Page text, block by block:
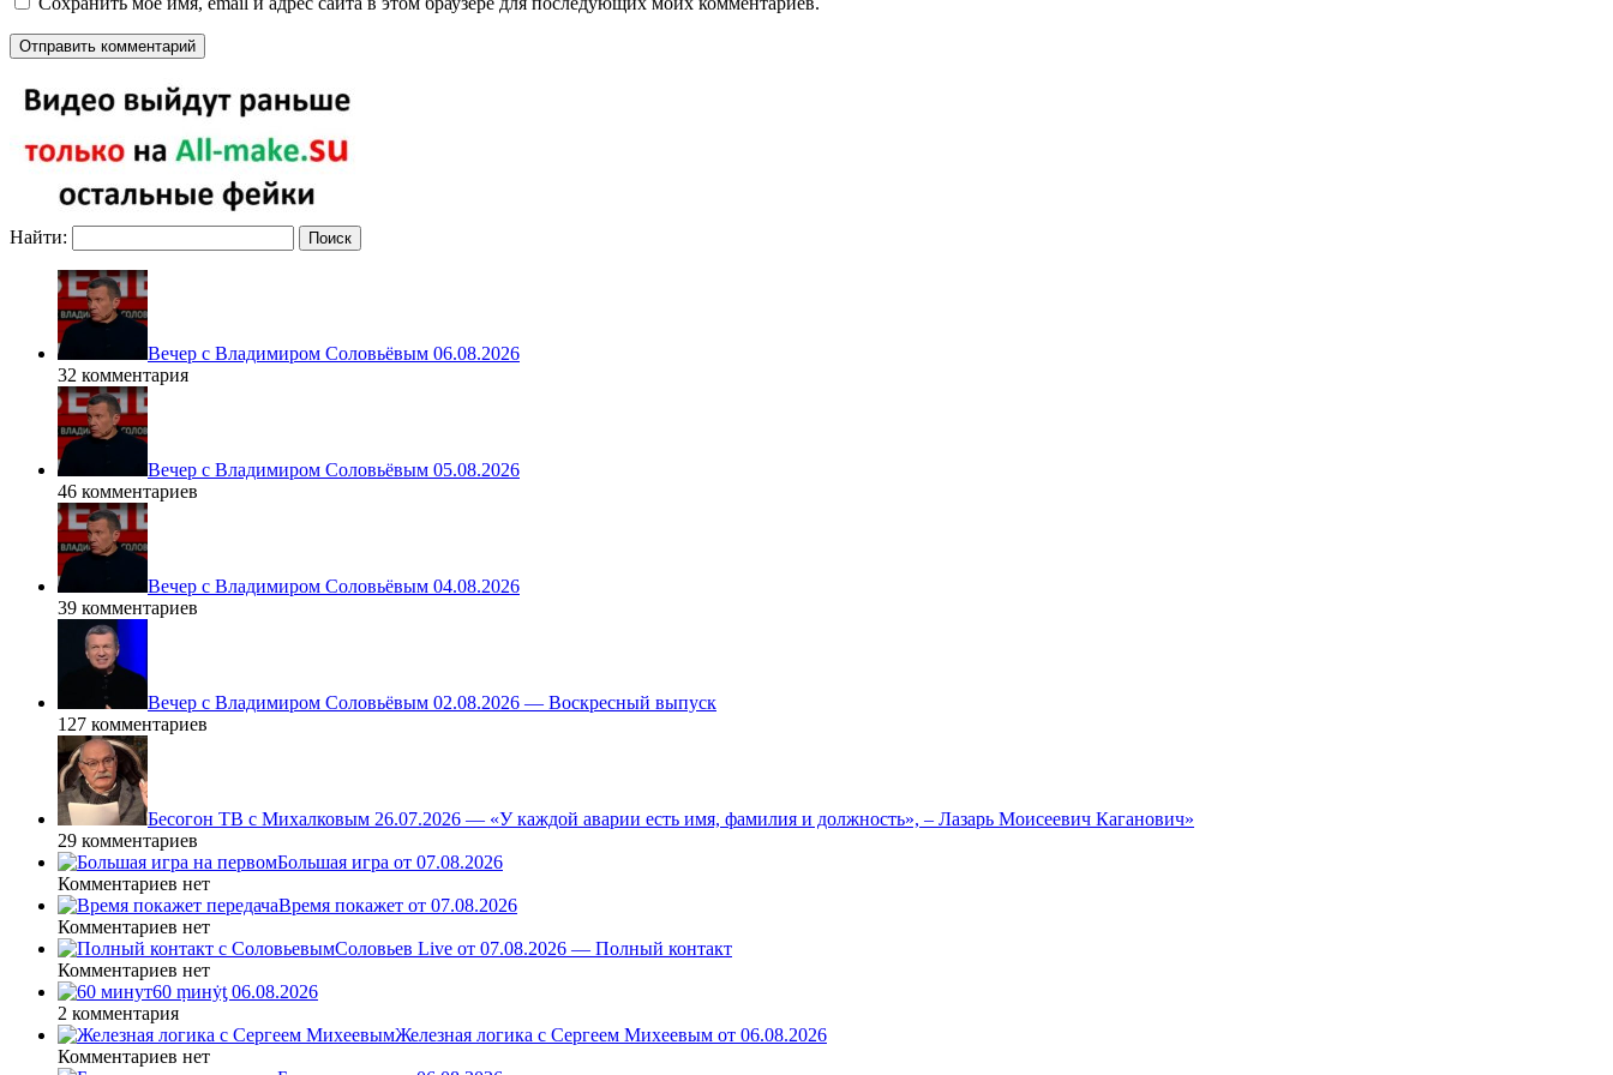
Найти:
Вечер с Владимиром Соловьёвым 06.08.2026
32 комментария
Вечер с Владимиром Соловьёвым 05.08.2026
46 комментариев
Вечер с Владимиром Соловьёвым 04.08.2026
39 комментариев
Вечер с Владимиром Соловьёвым 02.08.2026 — Воскресный выпуск
127 комментариев
Бесогон ТВ с Михалковым 26.07.2026 — «У каждой аварии есть имя, фамилия и должность», – Лазарь Моисеевич Каганович»
29 комментариев
Большая игра от 07.08.2026
Комментариев нет
Время покажет от 07.08.2026
Комментариев нет
Соловьев Live от 07.08.2026 — Полный контакт
Комментариев нет
60 ṃинẏƫ 06.08.2026
2 комментария
Железная логика с Сергеем Михеевым от 06.08.2026
Комментариев нет